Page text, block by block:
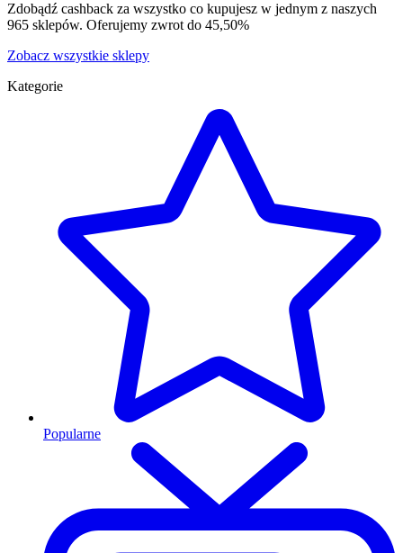
Zdobądź cashback za wszystko co kupujesz w jednym z naszych
965 sklepów. Oferujemy zwrot do 45,50%
Zobacz wszystkie sklepy
Kategorie
Popularne